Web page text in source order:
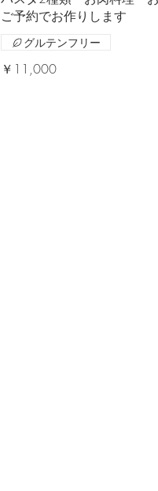
ご予約でお作りします
￥11,000
グルテンフリー